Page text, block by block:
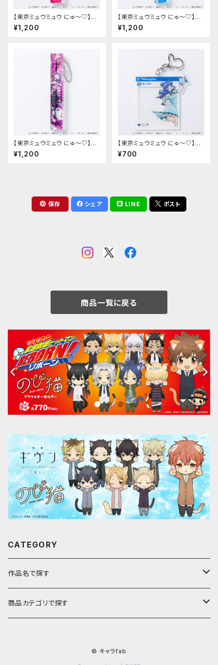
【東京ミュウミュウ にゅ〜♡】ホ
テルキー型アクリルキーホルダ
ー（イチゴ）
¥1,200
【東京ミュウミュウ にゅ〜♡】ホ
テルキー型アクリルキーホルダ
ー（ミント）
¥1,200
【東京ミュウミュウ にゅ〜♡】ホ
テルキー型アクリルキーホルダ
ー（ザクロ）
¥1,200
【東京ミュウミュウ にゅ〜♡】SN
S風アクリルフォトカード（ミン
ト）
¥700
保存 シェア LINE ポスト
商品一覧に戻る
CATEGORY
作品名で探す
ア行
商品カテゴリで探す
© キャラfab